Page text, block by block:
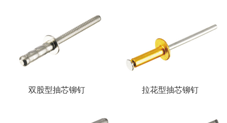
双股型抽芯铆钉 拉花型抽芯铆钉